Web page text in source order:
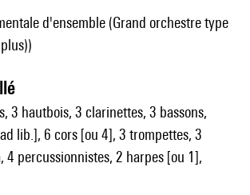
d'ensemble (Grand orchestre type
3 hautbois, 3 clarinettes, 3 bassons,
lib.], 6 cors [ou 4], 3 trompettes, 3
4 percussionnistes, 2 harpes [ou 1],